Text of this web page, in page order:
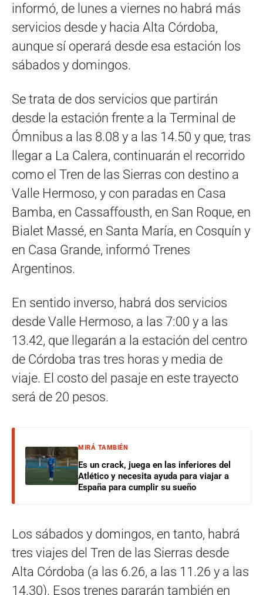
informó, de lunes a viernes no habrá más
servicios desde y hacia Alta Córdoba,
aunque sí operará desde esa estación los
sábados y domingos.
Se trata de dos servicios que partirán
desde la estación frente a la Terminal de
Ómnibus a las 8.08 y a las 14.50 y que, tras
llegar a La Calera, continuarán el recorrido
como el Tren de las Sierras con destino a
Valle Hermoso, y con paradas en Casa
Bamba, en Cassaffousth, en San Roque, en
Bialet Massé, en Santa María, en Cosquín y
en Casa Grande, informó Trenes
Argentinos.
En sentido inverso, habrá dos servicios
desde Valle Hermoso, a las 7:00 y a las
13.42, que llegarán a la estación del centro
de Córdoba tras tres horas y media de
viaje. El costo del pasaje en este trayecto
será de 20 pesos.
MIRÁ TAMBIÉN
Es un crack, juega en las inferiores del
Atlético y necesita ayuda para viajar a
España para cumplir su sueño
Los sábados y domingos, en tanto, habrá
tres viajes del Tren de las Sierras desde
Alta Córdoba (a las 6.26, a las 11.26 y a las
14.30). Esos trenes pararán también en